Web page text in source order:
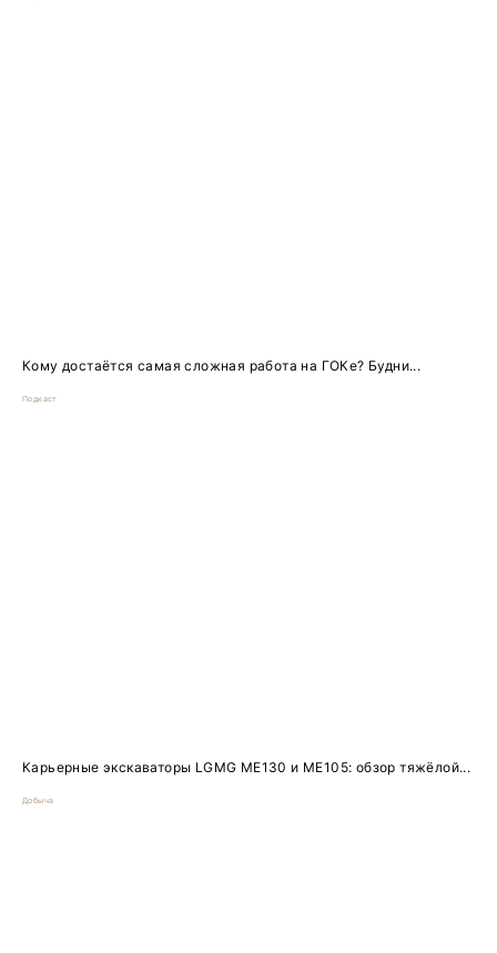
Кому достаётся самая сложная работа на ГОКе? Будни...
Подкаст
Карьерные экскаваторы LGMG ME130 и ME105: обзор тяжёлой...
Добыча